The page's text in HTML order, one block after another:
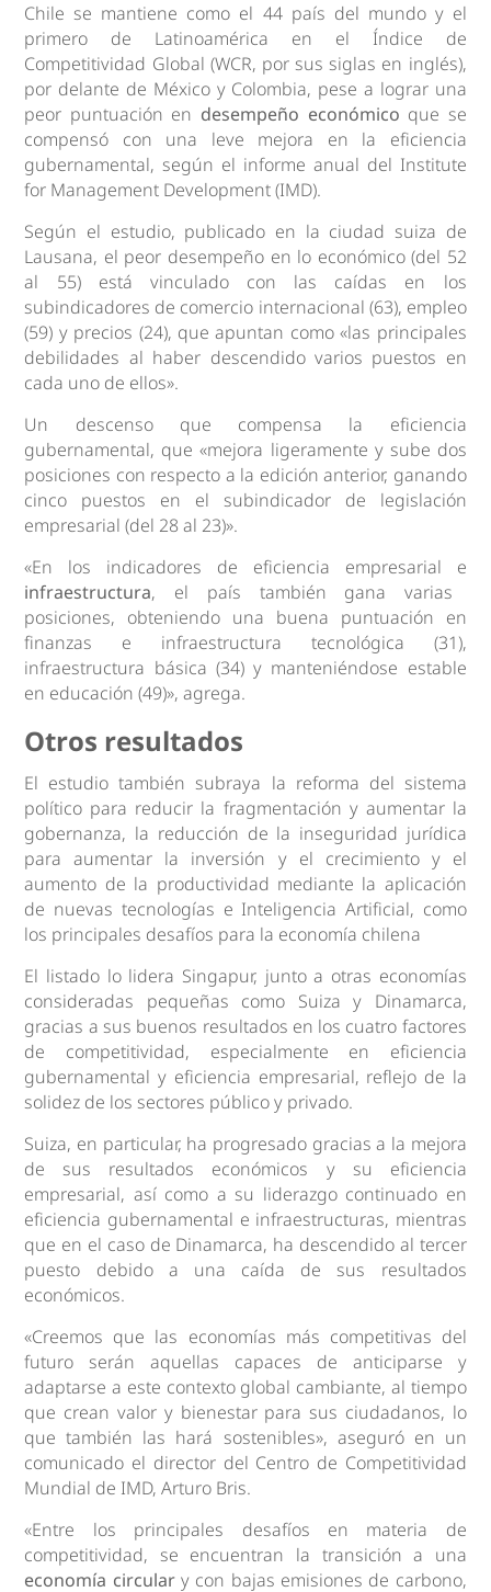
Chile se mantiene como el 44 país del mundo y el
primero de Latinoamérica en el Índice de
Competitividad Global (WCR, por sus siglas en inglés),
por delante de México y Colombia, pese a lograr una
peor puntuación en desempeño económico que se
compensó con una leve mejora en la eficiencia
gubernamental, según el informe anual del Institute
for Management Development (IMD).
Según el estudio, publicado en la ciudad suiza de
Lausana, el peor desempeño en lo económico (del 52
al 55) está vinculado con las caídas en los
subindicadores de comercio internacional (63), empleo
(59) y precios (24), que apuntan como «las principales
debilidades al haber descendido varios puestos en
cada uno de ellos».
Un descenso que compensa la eficiencia
gubernamental, que «mejora ligeramente y sube dos
posiciones con respecto a la edición anterior, ganando
cinco puestos en el subindicador de legislación
empresarial (del 28 al 23)».
«En los indicadores de eficiencia empresarial e
infraestructura, el país también gana varias
posiciones, obteniendo una buena puntuación en
finanzas e infraestructura tecnológica (31),
infraestructura básica (34) y manteniéndose estable
en educación (49)», agrega.
Otros resultados
El estudio también subraya la reforma del sistema
político para reducir la fragmentación y aumentar la
gobernanza, la reducción de la inseguridad jurídica
para aumentar la inversión y el crecimiento y el
aumento de la productividad mediante la aplicación
de nuevas tecnologías e Inteligencia Artificial, como
los principales desafíos para la economía chilena
El listado lo lidera Singapur, junto a otras economías
consideradas pequeñas como Suiza y Dinamarca,
gracias a sus buenos resultados en los cuatro factores
de competitividad, especialmente en eficiencia
gubernamental y eficiencia empresarial, reflejo de la
solidez de los sectores público y privado.
Suiza, en particular, ha progresado gracias a la mejora
de sus resultados económicos y su eficiencia
empresarial, así como a su liderazgo continuado en
eficiencia gubernamental e infraestructuras, mientras
que en el caso de Dinamarca, ha descendido al tercer
puesto debido a una caída de sus resultados
económicos.
«Creemos que las economías más competitivas del
futuro serán aquellas capaces de anticiparse y
adaptarse a este contexto global cambiante, al tiempo
que crean valor y bienestar para sus ciudadanos, lo
que también las hará sostenibles», aseguró en un
comunicado el director del Centro de Competitividad
Mundial de IMD, Arturo Bris.
«Entre los principales desafíos en materia de
competitividad, se encuentran la transición a una
economía circulary con bajas emisiones de carbono,